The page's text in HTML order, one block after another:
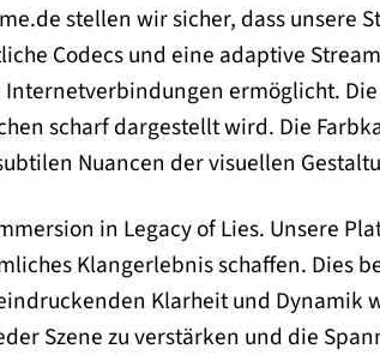
stellen wir sicher, dass unsere
Codecs und eine adaptive
ermöglicht.
scharf dargestellt wird. Die
Nuancen der visuellen
in Legacy of Lies. Unsere
Klangerlebnis schaffen. Dies
Klarheit und Dynamik
Szene zu verstärken und die